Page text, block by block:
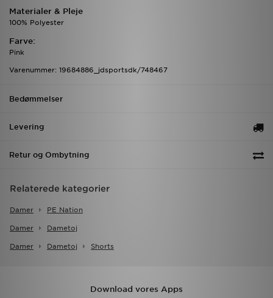
Materialer & Pleje
100% Polyester
Farve:
Pink
Varenummer: 19684886_jdsportsdk/748467
Bedømmelser
Levering
Retur og Ombytning
Relaterede kategorier
Damer PE Nation
Damer Dametoj
Damer Dametoj Shorts
Download vores Apps